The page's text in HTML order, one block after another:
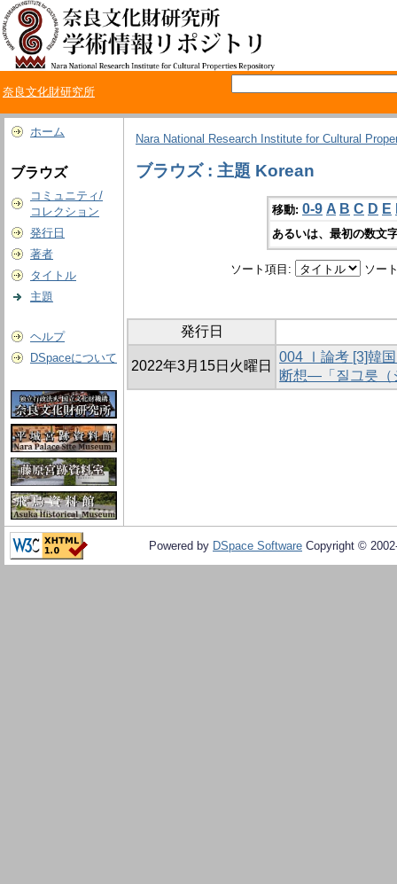
奈良文化財研究所
ホーム
ブラウズ
コミュニティ/
コレクション
発行日
著者
タイトル
主題
ヘルプ
DSpaceについて
Nara National Research Institute for Cultural
ブラウズ : 主題 Korean
移動: 0-9 A B C D E
あるいは、最初の数文
ソート項目: ソー
発行日
2022年3月15日火曜日
004 Ⅰ論考 [3]韓
断想―「질그릇（
Powered by DSpace Software Copyright ©